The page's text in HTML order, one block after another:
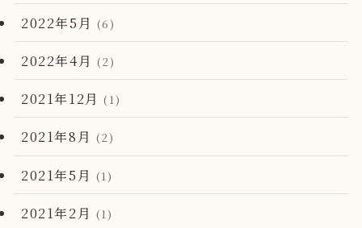
2022年5月 (6)
2022年4月 (2)
2021年12月 (1)
2021年8月 (2)
2021年5月 (1)
2021年2月 (1)